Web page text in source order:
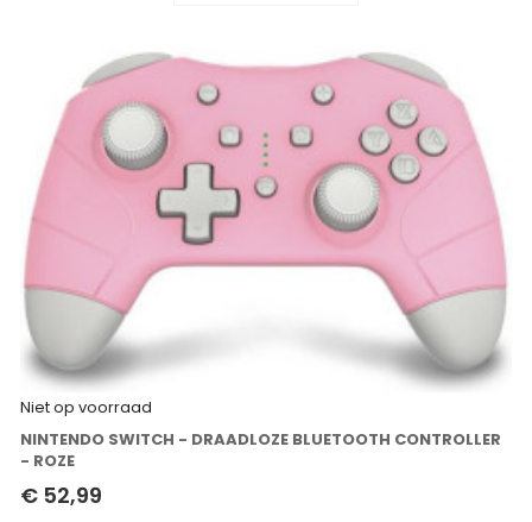
Niet op voorraad
NINTENDO SWITCH - DRAADLOZE BLUETOOTH CONTROLLER
- ROZE
€ 52,99